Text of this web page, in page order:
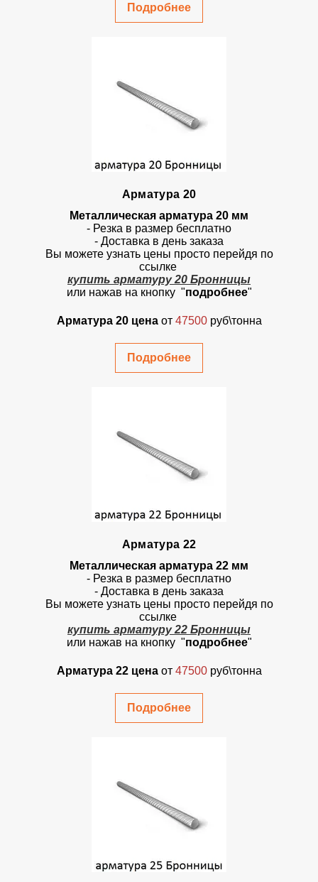
Подробнее
Арматура 20
Металлическая арматура 20 мм
- Резка в размер бесплатно
- Доставка в день заказа
Вы можете узнать цены просто перейдя по
ссылке
купить арматуру 20 Бронницы
или нажав на кнопку "подробнее"
Арматура 20 цена от 47500 руб\тонна
Подробнее
Арматура 22
Металлическая арматура 22 мм
- Резка в размер бесплатно
- Доставка в день заказа
Вы можете узнать цены просто перейдя по
ссылке
купить арматуру 22 Бронницы
или нажав на кнопку "подробнее"
Арматура 22 цена от 47500 руб\тонна
Подробнее